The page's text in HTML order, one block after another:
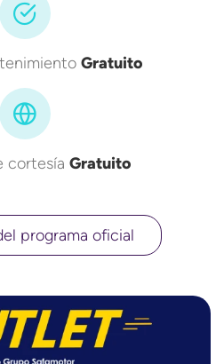
Gratuito
cortesía Gratuito
programa oficial